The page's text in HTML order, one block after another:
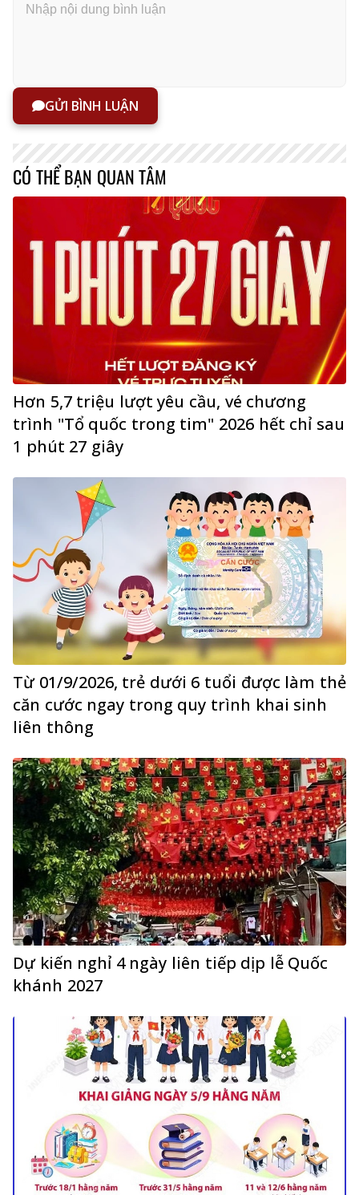
GỬI BÌNH LUẬN
CÓ THỂ BẠN QUAN TÂM
Hơn 5,7 triệu lượt yêu cầu, vé chương
trình "Tổ quốc trong tim" 2026 hết chỉ sau
1 phút 27 giây
Từ 01/9/2026, trẻ dưới 6 tuổi được làm thẻ
căn cước ngay trong quy trình khai sinh
liên thông
Dự kiến nghỉ 4 ngày liên tiếp dịp lễ Quốc
khánh 2027